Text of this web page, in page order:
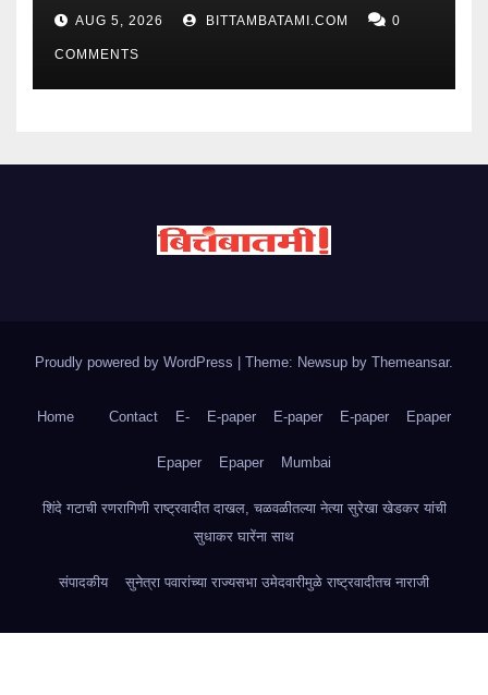
AUG 5, 2026 BITTAMBATAMI.COM 0
COMMENTS
Proudly powered by WordPress | Theme: Newsup by Themeansar.
Home Contact E- E-paper E-paper E-paper Epaper
Epaper Epaper Mumbai
शिंदे गटाची रणरागिणी राष्ट्रवादीत दाखल, चळवळीतल्या नेत्या सुरेखा खेडकर यांची
सुधाकर घारेंना साथ
संपादकीय सुनेत्रा पवारांच्या राज्यसभा उमेदवारीमुळे राष्ट्रवादीतच नाराजी